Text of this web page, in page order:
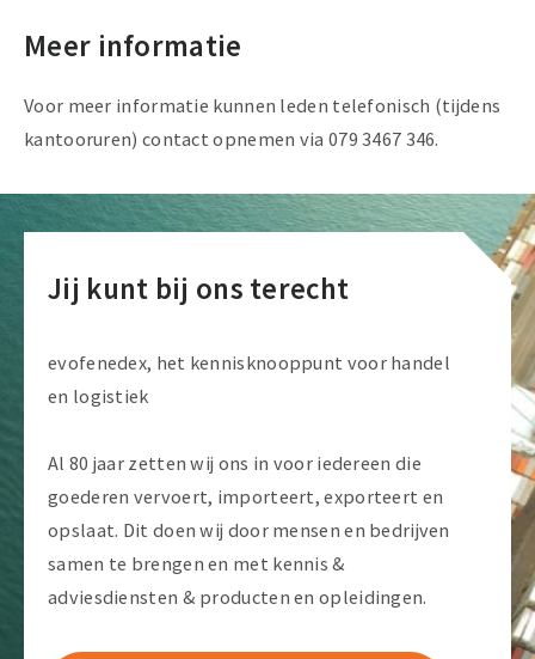
Meer informatie
Voor meer informatie kunnen leden telefonisch (tijdens
kantooruren) contact opnemen via 079 3467 346.
Jij kunt bij ons terecht
evofenedex, het kennisknooppunt voor handel
en logistiek
Al 80 jaar zetten wij ons in voor iedereen die
goederen vervoert, importeert, exporteert en
opslaat. Dit doen wij door mensen en bedrijven
samen te brengen en met kennis &
adviesdiensten & producten en opleidingen.